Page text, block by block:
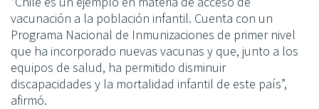
vacunación a la población infantil. Cuenta con un
Programa Nacional de Inmunizaciones de primer nivel
que ha incorporado nuevas vacunas y que, junto a los
equipos de salud, ha permitido disminuir
discapacidades y la mortalidad infantil de este país”,
afirmó.